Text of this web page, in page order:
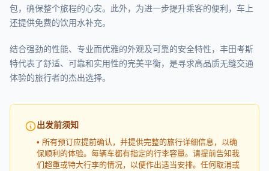
包，确保整个旅程的心安。此外，为进一步提升乘客的便利，车上
还提供免费的饮用水补充。
结合强劲的性能、专业而优雅的外观及可靠的安全特性，丰田考斯
特代表了舒适、可靠和实用性的完美平衡，是寻求高品质无缝交通
体验的旅行者的杰出选择。
出发前须知
• 所有预订应提前确认，并提供完整的旅行详细信息，以确
保顺利的体验。每辆车都有指定的行李容量。请提前告知我
们超重或特大行李的情况，以便作出适当安排。任何取消或